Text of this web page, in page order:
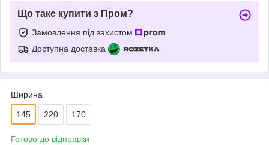
Що таке купити з Пром?
Замовлення під захистом
Доступна доставка
Ширина
145 220 170
Готово до відправки